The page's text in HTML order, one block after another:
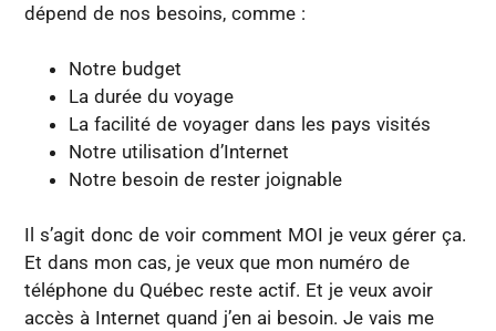
dépend de nos besoins, comme :
Notre budget
La durée du voyage
La facilité de voyager dans les pays visités
Notre utilisation d’Internet
Notre besoin de rester joignable
Il s’agit donc de voir comment MOI je veux gérer ça.
Et dans mon cas, je veux que mon numéro de
téléphone du Québec reste actif. Et je veux avoir
accès à Internet quand j’en ai besoin. Je vais me